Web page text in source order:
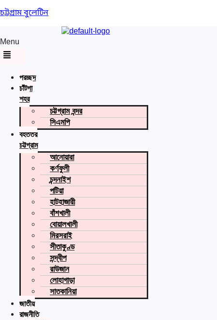
চট্টগ্রাম বুলেটিন
Menu
প্রচ্ছদ
চাঁটগা
শহর
চট্টগ্রাম বন্দর
সিএমপি
বৃহত্তর
চট্টগ্রাম
আনোয়ারা
কর্ণফুলী
চন্দনাইশ
পটিয়া
হাটহাজারী
বাঁশখালী
বোয়ালখালী
মিরসরাই
সীতাকুণ্ড
সন্দ্বীপ
রাউজান
লোহাগাড়া
সাতকানিয়া
জাতীয়
রাজনীতি